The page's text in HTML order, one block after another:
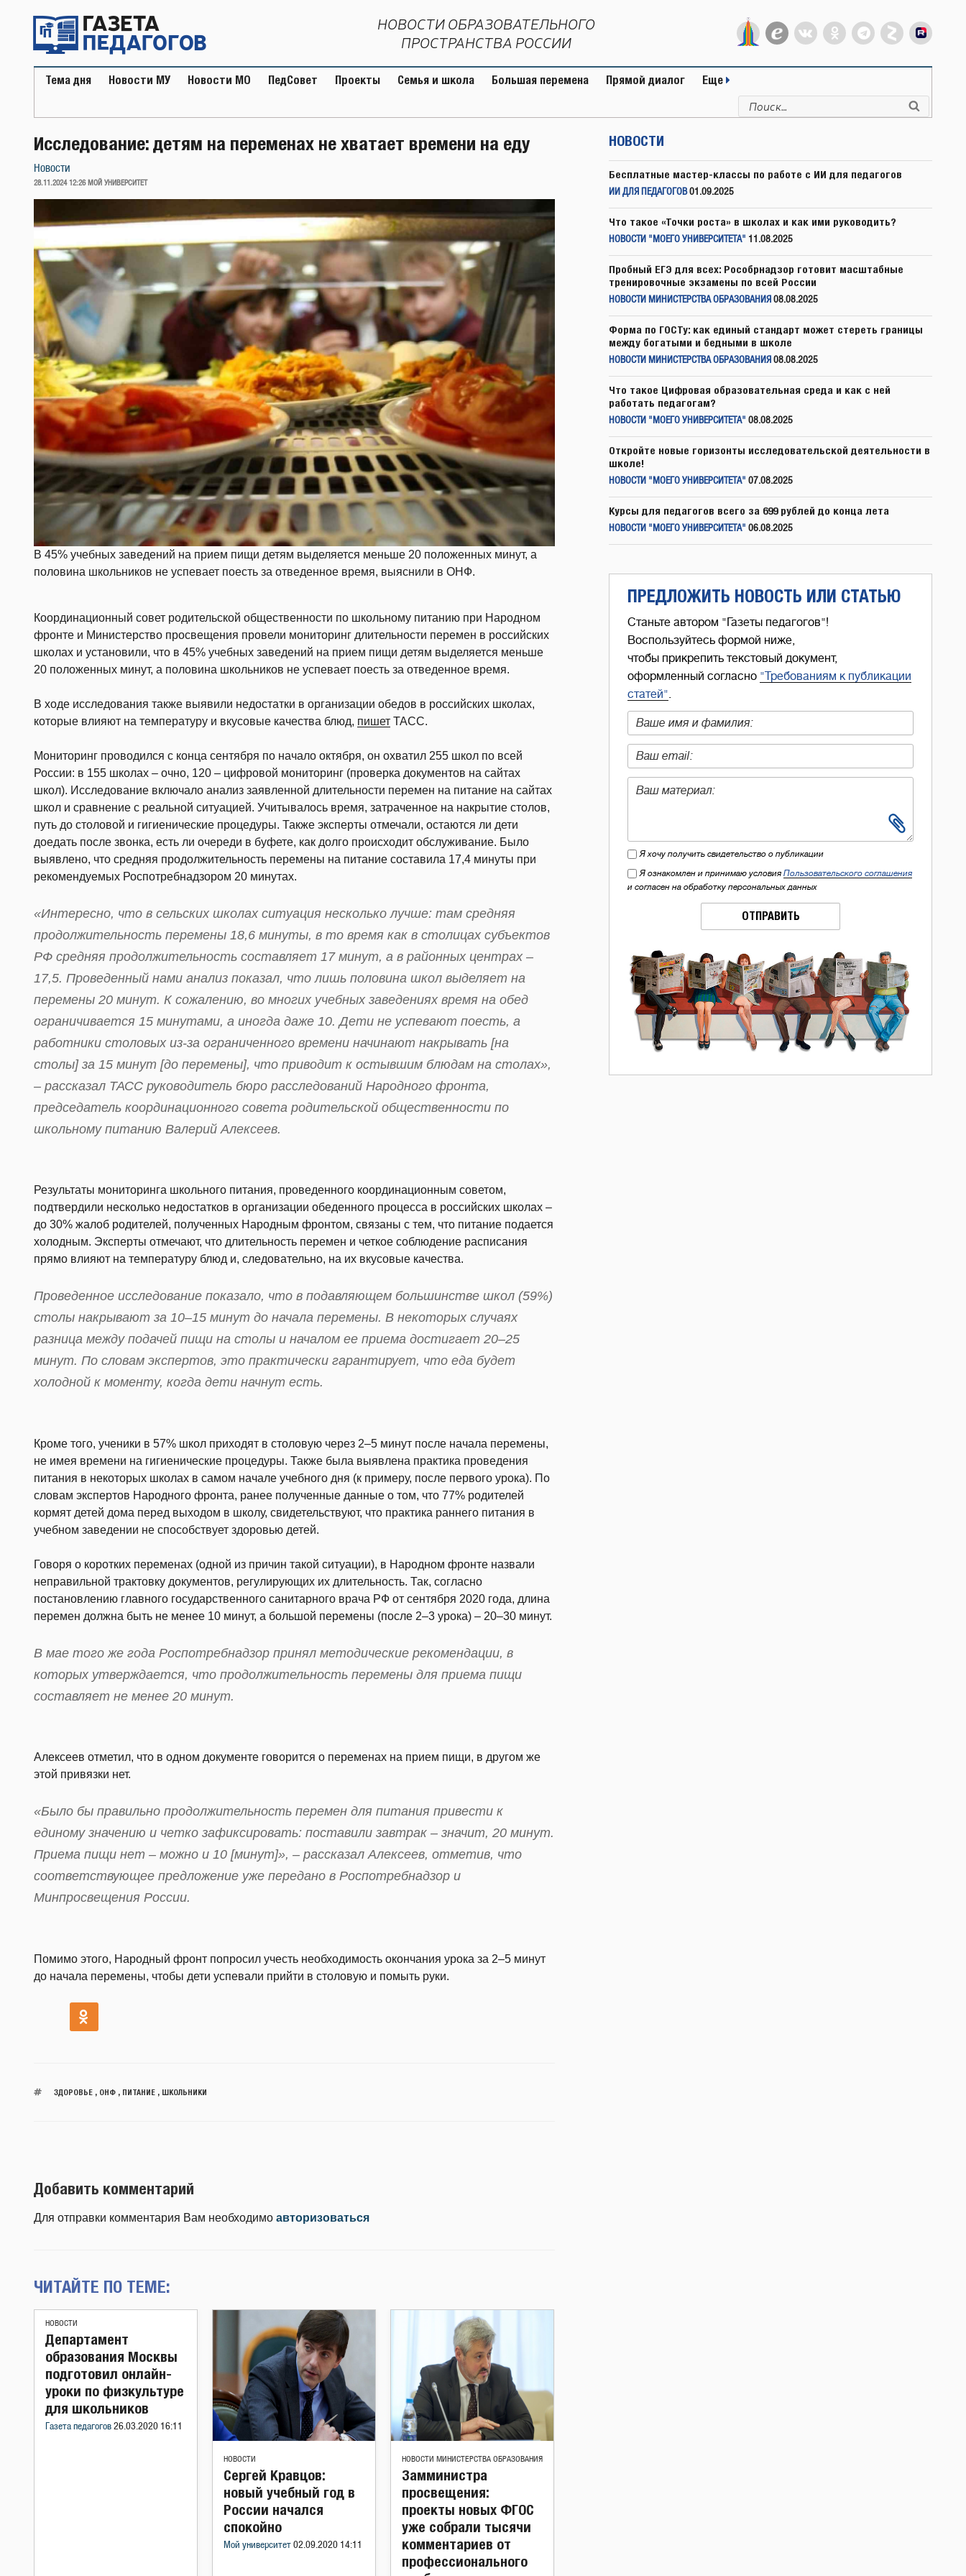
содержимому
НОВОСТИ ОБРАЗОВАТЕЛЬНОГО
ПРОСТРАНСТВА РОССИИ
Тема дня Новости МУ Новости МО ПедСовет Проекты Семья и школа Большая перемена Прямой диалог Еще
Искать:
Исследование: детям на переменах не хватает времени на еду
Новости
ОПУБЛИКОВАНО
28.11.2024 12:26 МОЙ УНИВЕРСИТЕТ
В 45% учебных заведений на прием пищи детям выделяется меньше 20 положенных минут, а
половина школьников не успевает поесть за отведенное время, выяснили в ОНФ.
Координационный совет родительской общественности по школьному питанию при Народном
фронте и Министерство просвещения провели мониторинг длительности перемен в российских
школах и установили, что в 45% учебных заведений на прием пищи детям выделяется меньше
20 положенных минут, а половина школьников не успевает поесть за отведенное время.
В ходе исследования также выявили недостатки в организации обедов в российских школах,
которые влияют на температуру и вкусовые качества блюд, пишет ТАСС.
Мониторинг проводился с конца сентября по начало октября, он охватил 255 школ по всей
России: в 155 школах – очно, 120 – цифровой мониторинг (проверка документов на сайтах
школ). Исследование включало анализ заявленной длительности перемен на питание на сайтах
школ и сравнение с реальной ситуацией. Учитывалось время, затраченное на накрытие столов,
путь до столовой и гигиенические процедуры. Также эксперты отмечали, остаются ли дети
доедать после звонка, есть ли очереди в буфете, как долго происходит обслуживание. Было
выявлено, что средняя продолжительность перемены на питание составила 17,4 минуты при
рекомендуемых Роспотребнадзором 20 минутах.
«Интересно, что в сельских школах ситуация несколько лучше: там средняя
продолжительность перемены 18,6 минуты, в то время как в столицах субъектов
РФ средняя продолжительность составляет 17 минут, а в районных центрах –
17,5. Проведенный нами анализ показал, что лишь половина школ выделяет на
перемены 20 минут. К сожалению, во многих учебных заведениях время на обед
ограничивается 15 минутами, а иногда даже 10. Дети не успевают поесть, а
работники столовых из-за ограниченного времени начинают накрывать [на
столы] за 15 минут [до перемены], что приводит к остывшим блюдам на столах»,
– рассказал ТАСС руководитель бюро расследований Народного фронта,
председатель координационного совета родительской общественности по
школьному питанию Валерий Алексеев.
Результаты мониторинга школьного питания, проведенного координационным советом,
подтвердили несколько недостатков в организации обеденного процесса в российских школах –
до 30% жалоб родителей, полученных Народным фронтом, связаны с тем, что питание подается
холодным. Эксперты отмечают, что длительность перемен и четкое соблюдение расписания
прямо влияют на температуру блюд и, следовательно, на их вкусовые качества.
Проведенное исследование показало, что в подавляющем большинстве школ (59%)
столы накрывают за 10–15 минут до начала перемены. В некоторых случаях
разница между подачей пищи на столы и началом ее приема достигает 20–25
минут. По словам экспертов, это практически гарантирует, что еда будет
холодной к моменту, когда дети начнут есть.
Кроме того, ученики в 57% школ приходят в столовую через 2–5 минут после начала перемены,
не имея времени на гигиенические процедуры. Также была выявлена практика проведения
питания в некоторых школах в самом начале учебного дня (к примеру, после первого урока). По
словам экспертов Народного фронта, ранее полученные данные о том, что 77% родителей
кормят детей дома перед выходом в школу, свидетельствуют, что практика раннего питания в
учебном заведении не способствует здоровью детей.
Говоря о коротких переменах (одной из причин такой ситуации), в Народном фронте назвали
неправильной трактовку документов, регулирующих их длительность. Так, согласно
постановлению главного государственного санитарного врача РФ от сентября 2020 года, длина
перемен должна быть не менее 10 минут, а большой перемены (после 2–3 урока) – 20–30 минут.
В мае того же года Роспотребнадзор принял методические рекомендации, в
которых утверждается, что продолжительность перемены для приема пищи
составляет не менее 20 минут.
Алексеев отметил, что в одном документе говорится о переменах на прием пищи, в другом же
этой привязки нет.
«Было бы правильно продолжительность перемен для питания привести к
единому значению и четко зафиксировать: поставили завтрак – значит, 20 минут.
Приема пищи нет – можно и 10 [минут]», – рассказал Алексеев, отметив, что
соответствующее предложение уже передано в Роспотребнадзор и
Минпросвещения России.
Помимо этого, Народный фронт попросил учесть необходимость окончания урока за 2–5 минут
до начала перемены, чтобы дети успевали прийти в столовую и помыть руки.
ЗДОРОВЬЕ, ОНФ, ПИТАНИЕ, ШКОЛЬНИКИ
Добавить комментарий
Для отправки комментария Вам необходимо авторизоваться
ЧИТАЙТЕ ПО ТЕМЕ:
НОВОСТИ
Департамент
образования Москвы
подготовил онлайн-
уроки по физкультуре
для школьников
Газета педагогов 26.03.2020 16:11
НОВОСТИ
Сергей Кравцов:
новый учебный год в
России начался
спокойно
Мой университет 02.09.2020 14:11
НОВОСТИ МИНИСТЕРСТВА ОБРАЗОВАНИЯ
Замминистра
просвещения:
проекты новых ФГОС
уже собрали тысячи
комментариев от
профессионального
НОВОСТИ
Бесплатные мастер-классы по работе с ИИ для педагогов
ИИ ДЛЯ ПЕДАГОГОВ 01.09.2025
Что такое «Точки роста» в школах и как ими руководить?
НОВОСТИ "МОЕГО УНИВЕРСИТЕТА" 11.08.2025
Пробный ЕГЭ для всех: Рособрнадзор готовит масштабные
тренировочные экзамены по всей России
НОВОСТИ МИНИСТЕРСТВА ОБРАЗОВАНИЯ 08.08.2025
Форма по ГОСТу: как единый стандарт может стереть границы
между богатыми и бедными в школе
НОВОСТИ МИНИСТЕРСТВА ОБРАЗОВАНИЯ 08.08.2025
Что такое Цифровая образовательная среда и как с ней
работать педагогам?
НОВОСТИ "МОЕГО УНИВЕРСИТЕТА" 08.08.2025
Откройте новые горизонты исследовательской деятельности в
школе!
НОВОСТИ "МОЕГО УНИВЕРСИТЕТА" 07.08.2025
Курсы для педагогов всего за 699 рублей до конца лета
НОВОСТИ "МОЕГО УНИВЕРСИТЕТА" 06.08.2025
ПРЕДЛОЖИТЬ НОВОСТЬ ИЛИ СТАТЬЮ
Станьте автором "Газеты педагогов"!
Воспользуйтесь формой ниже,
чтобы прикрепить текстовый документ,
оформленный согласно "Требованиям к публикации
статей".
Я хочу получить свидетельство о публикации
Я ознакомлен и принимаю условия Пользовательского соглашения
и согласен на обработку персональных данных
ОТПРАВИТЬ